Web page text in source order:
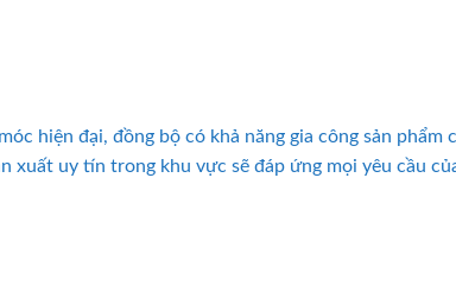
hiện đại, đồng bộ có khả năng gia công sản
xuất uy tín trong khu vực sẽ đáp ứng mọi yêu cầu